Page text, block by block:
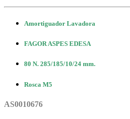
Amortiguador Lavadora
FAGOR ASPES EDESA
80 N. 285/185/10/24 mm.
Rosca M5
AS0010676